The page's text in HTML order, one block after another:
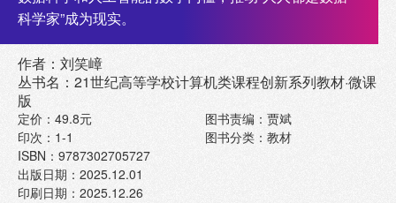
科学家”成为现实。
作者：刘笑嶂
丛书名：21世纪高等学校计算机类课程创新系列教材·微课
版
定价：49.8元
印次：1-1
ISBN：9787302705727
出版日期：2025.12.01
印刷日期：2025.12.26
图书责编：贾斌
图书分类：教材